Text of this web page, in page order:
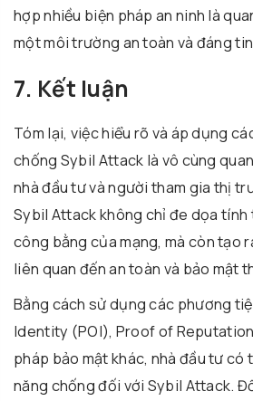
hợp nhiều biện pháp an ninh là
một môi trường an toàn và đáng
7. Kết luận
Tóm lại, việc hiểu rõ và áp dụng
chống Sybil Attack là vô cùng
nhà đầu tư và người tham gia thị
Sybil Attack không chỉ đe dọa
công bằng của mạng, mà còn tạo
liên quan đến an toàn và bảo mật
Bằng cách sử dụng các phương
Identity (POI), Proof of
pháp bảo mật khác, nhà đầu tư có
năng chống đối với Sybil Attack.